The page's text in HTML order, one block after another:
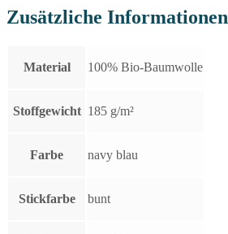
Zusätzliche Informationen
Material 100% Bio-Baumwolle
Stoffgewicht 185 g/m²
Farbe navy blau
Stickfarbe bunt